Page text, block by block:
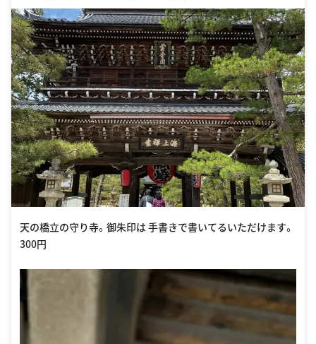
天の橋立の守り寺。御朱印は 手書きで書いてるいただけます。
300円